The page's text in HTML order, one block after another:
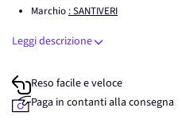
Marchio : SANTIVERI
Leggi descrizione
Reso facile e veloce
Paga in contanti alla consegna